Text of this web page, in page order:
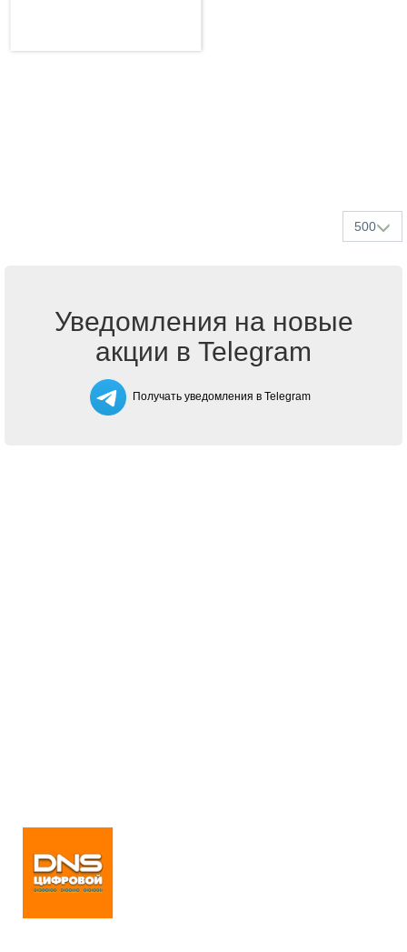
500
Уведомления на новые
акции в Telegram
Получать уведомления в Telegram